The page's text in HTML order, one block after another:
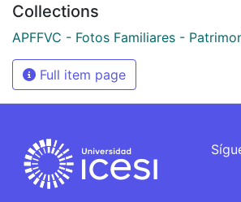
Collections
APFFVC - Fotos Familiares -
Full item page